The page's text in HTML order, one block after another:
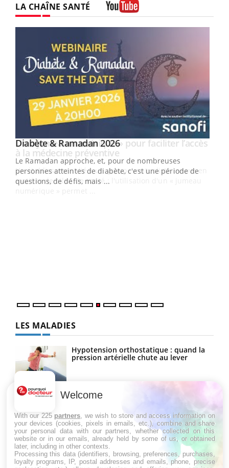
LA CHAÎNE SANTÉ
Youtube
Diabète & Ramadan 2026Youtube
Le Ramadan approche, et, pour de nombreuses
personnes atteintes de diabète, c'est une période de
questions, de défis, mais ...
Youtube
Un « jumeau numérique » pour faciliter l’accès
à la médecine préventiveYoutube
Un établissement lié à un groupe mutualiste innove en
matière de bilan de santé : l'utilisation d'un « jumeau
LES MALADIES
Hypotension orthostatique : quand la
pression artérielle chute au lever
Drépanocytose : une déformation des
Maladie de Charcot (Sclérose latérale
amyotrophique)
Welcome
With our 225 partners , we wish to store and access information on
your devices (cookies, pixels in emails, etc.), combine and share
your personal data with our partners, whether collected on this
website or in our emails, already held by some of us, or obtained
later, including in other contexts.
Processing this data (identifiers, browsing, preferences, purchases,
loyalty programs, IP, postal addresses and emails, phone, precise